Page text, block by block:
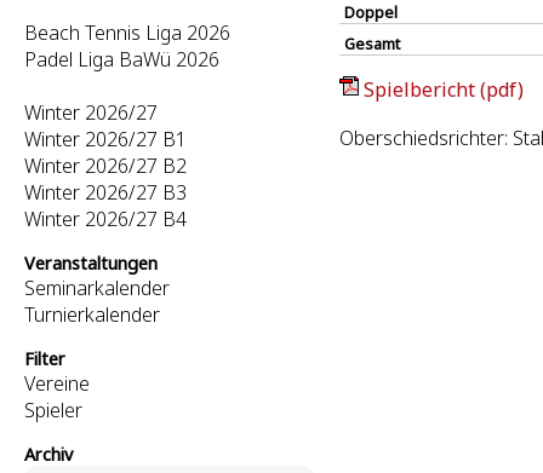
Beach Tennis Liga 2026
Padel Liga BaWü 2026
Winter 2026/27
Winter 2026/27 B1
Winter 2026/27 B2
Winter 2026/27 B3
Winter 2026/27 B4
Veranstaltungen
Seminarkalender
Turnierkalender
Filter
Vereine
Spieler
Archiv
Doppel
Gesamt
Spielbericht (pdf)
Oberschiedsrichter: